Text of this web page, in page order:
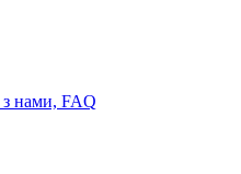
з нами, FAQ